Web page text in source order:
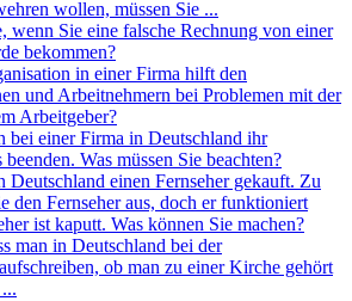
wollen, müssen Sie ...
wenn Sie eine falsche Rechnung von einer
bekommen?
in einer Firma hilft den
und Arbeitnehmern bei Problemen mit der
Arbeitgeber?
bei einer Firma in Deutschland ihr
Was müssen Sie beachten?
Deutschland einen Fernseher gekauft. Zu
den Fernseher aus, doch er funktioniert
ist kaputt. Was können Sie machen?
man in Deutschland bei der
ob man zu einer Kirche gehört